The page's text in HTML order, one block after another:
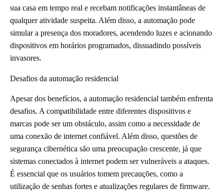
sua casa em tempo real e recebam notificações instantâneas de
qualquer atividade suspeita. Além disso, a automação pode
simular a presença dos moradores, acendendo luzes e acionando
dispositivos em horários programados, dissuadindo possíveis
invasores.
Desafios da automação residencial
Apesar dos benefícios, a automação residencial também enfrenta
desafios. A compatibilidade entre diferentes dispositivos e
marcas pode ser um obstáculo, assim como a necessidade de
uma conexão de internet confiável. Além disso, questões de
segurança cibernética são uma preocupação crescente, já que
sistemas conectados à internet podem ser vulneráveis a ataques.
É essencial que os usuários tomem precauções, como a
utilização de senhas fortes e atualizações regulares de firmware.